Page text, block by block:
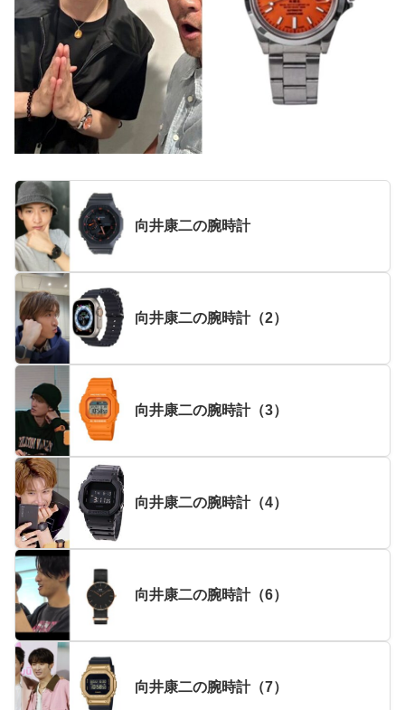
向井康二の腕時計
向井康二の腕時計（2）
向井康二の腕時計（3）
向井康二の腕時計（4）
向井康二の腕時計（6）
向井康二の腕時計（7）